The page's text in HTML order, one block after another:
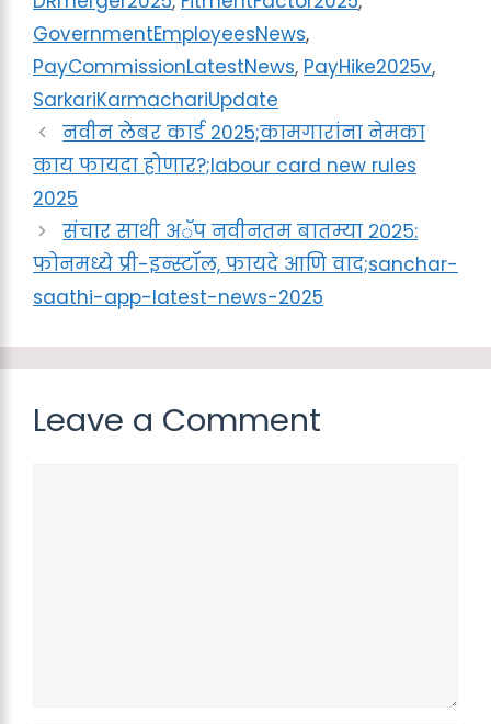
GovernmentEmployeesNews,
PayCommissionLatestNews, PayHike2025v,
SarkariKarmachariUpdate
नवीन लेबर कार्ड 2025;कामगारांना नेमका
काय फायदा होणार?;labour card new rules
2025
संचार साथी अॅप नवीनतम बातम्या २०२५:
फोनमध्ये प्री-इन्स्टॉल, फायदे आणि वाद;sanchar-
saathi-app-latest-news-2025
Leave a Comment